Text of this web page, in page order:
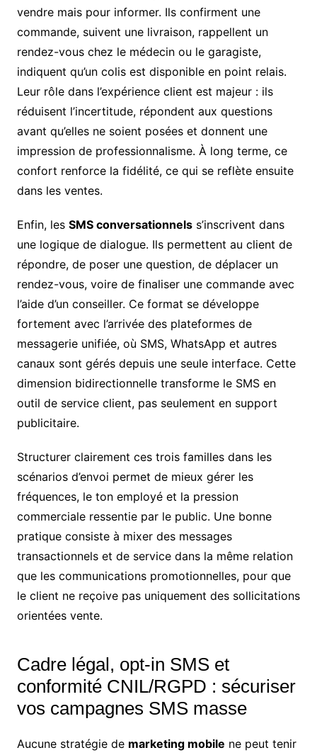
vendre mais pour informer. Ils confirment une
commande, suivent une livraison, rappellent un
rendez-vous chez le médecin ou le garagiste,
indiquent qu’un colis est disponible en point relais.
Leur rôle dans l’expérience client est majeur : ils
réduisent l’incertitude, répondent aux questions
avant qu’elles ne soient posées et donnent une
impression de professionnalisme. À long terme, ce
confort renforce la fidélité, ce qui se reflète ensuite
dans les ventes.
Enfin, les SMS conversationnelss’inscrivent dans
une logique de dialogue. Ils permettent au client de
répondre, de poser une question, de déplacer un
rendez-vous, voire de finaliser une commande avec
l’aide d’un conseiller. Ce format se développe
fortement avec l’arrivée des plateformes de
messagerie unifiée, où SMS, WhatsApp et autres
canaux sont gérés depuis une seule interface. Cette
dimension bidirectionnelle transforme le SMS en
outil de service client, pas seulement en support
publicitaire.
Structurer clairement ces trois familles dans les
scénarios d’envoi permet de mieux gérer les
fréquences, le ton employé et la pression
commerciale ressentie par le public. Une bonne
pratique consiste à mixer des messages
transactionnels et de service dans la même relation
que les communications promotionnelles, pour que
le client ne reçoive pas uniquement des sollicitations
orientées vente.
Cadre légal, opt-in SMS et
conformité CNIL/RGPD : sécuriser
vos campagnes SMS masse
Aucune stratégie de marketing mobile ne peut tenir